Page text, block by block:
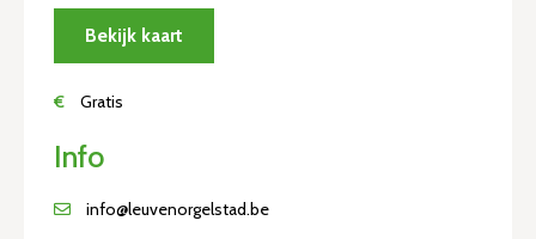
Bekijk kaart
€ Gratis
Info
info@leuvenorgelstad.be